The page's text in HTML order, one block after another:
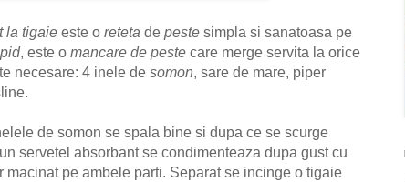
la tigaie este o reteta de peste simpla si sanatoasa pe
, este o mancare de peste care merge servita la orice
necesare: 4 inele de somon, sare de mare, piper
de somon se spala bine si dupa ce se scurge
servetel absorbant se condimenteaza dupa gust cu
macinat pe ambele parti. Separat se incinge o tigaie